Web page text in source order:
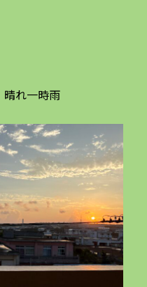
れ一時雨